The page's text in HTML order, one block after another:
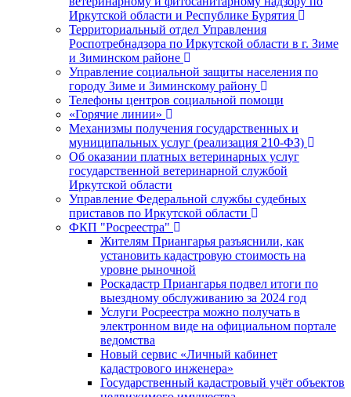
Иркутской области и Республике Бурятия
Территориальный отдел Управления
Роспотребнадзора по Иркутской области в г. Зиме
и Зиминском районе
Управление социальной защиты населения по
городу Зиме и Зиминскому району
Телефоны центров социальной помощи
«Горячие линии»
Механизмы получения государственных и
муниципальных услуг (реализация 210-ФЗ)
Об оказании платных ветеринарных услуг
государственной ветеринарной службой
Иркутской области
Управление Федеральной службы судебных
приставов по Иркутской области
ФКП "Росреестра"
Жителям Приангарья разъяснили, как
установить кадастровую стоимость на
уровне рыночной
Роскадастр Приангарья подвел итоги по
выездному обслуживанию за 2024 год
Услуги Росреестра можно получать в
электронном виде на официальном портале
ведомства
Новый сервис «Личный кабинет
кадастрового инженера»
Государственный кадастровый учёт объектов